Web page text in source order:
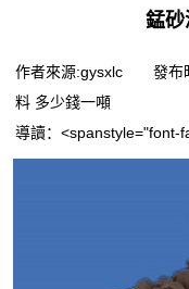
錳砂
作者來源:gysxlc 發布
料 多少錢一噸
導讀： <spanstyle="font-